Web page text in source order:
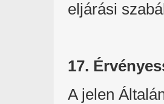
eljárási
17.
A jelen